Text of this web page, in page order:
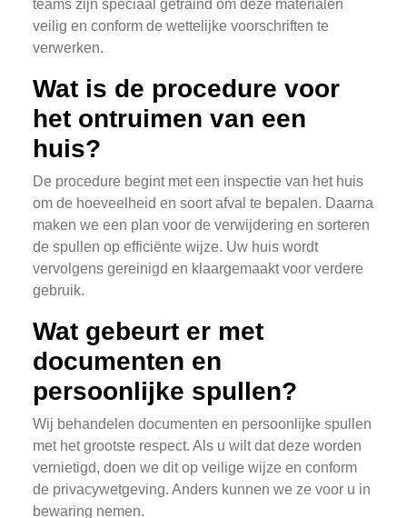
teams zijn speciaal getraind om deze materialen
veilig en conform de wettelijke voorschriften te
verwerken.
Wat is de procedure voor
het ontruimen van een
huis?
De procedure begint met een inspectie van het huis
om de hoeveelheid en soort afval te bepalen. Daarna
maken we een plan voor de verwijdering en sorteren
de spullen op efficiënte wijze. Uw huis wordt
vervolgens gereinigd en klaargemaakt voor verdere
gebruik.
Wat gebeurt er met
documenten en
persoonlijke spullen?
Wij behandelen documenten en persoonlijke spullen
met het grootste respect. Als u wilt dat deze worden
vernietigd, doen we dit op veilige wijze en conform
de privacywetgeving. Anders kunnen we ze voor u in
bewaring nemen.